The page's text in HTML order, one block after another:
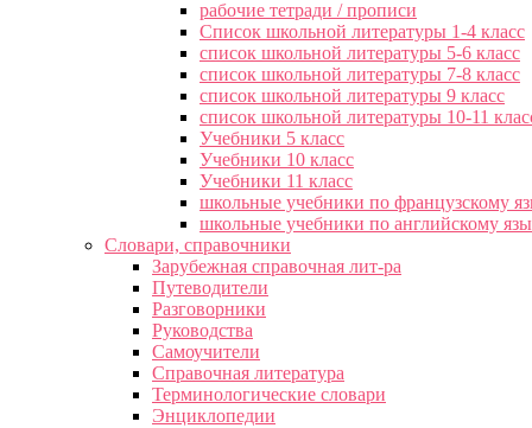
рабочие тетради / прописи
Список школьной литературы 1-4 класс
список школьной литературы 5-6 класс
список школьной литературы 7-8 класс
список школьной литературы 9 класс
список школьной литературы 10-11
Учебники 5 класс
Учебники 10 класс
Учебники 11 класс
школьные учебники по французскому
школьные учебники по английскому
Словари, справочники
Зарубежная справочная лит-ра
Путеводители
Разговорники
Руководства
Самоучители
Справочная литература
Терминологические словари
Энциклопедии